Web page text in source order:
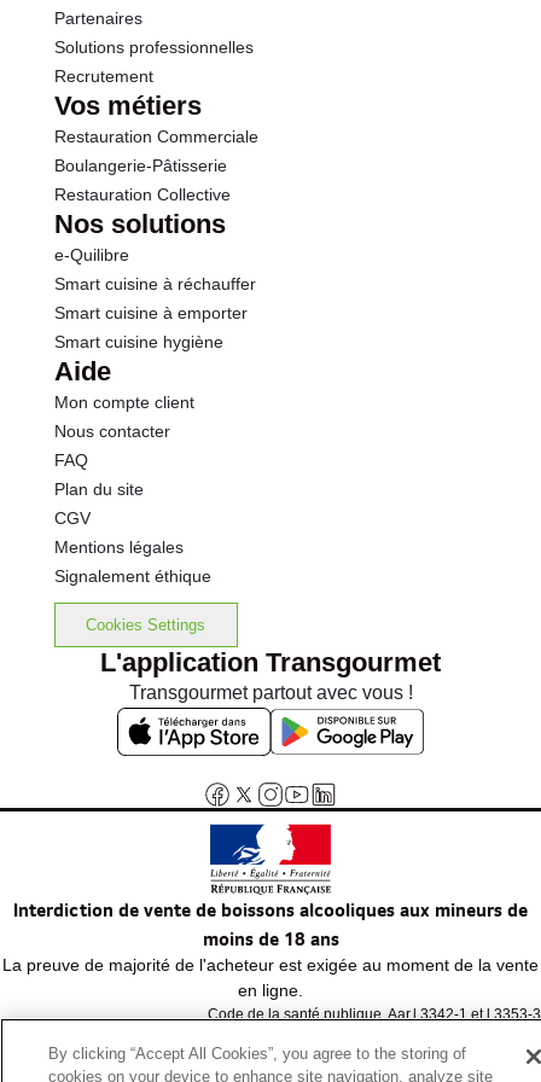
Partenaires
Solutions professionnelles
Recrutement
Vos métiers
Restauration Commerciale
Boulangerie-Pâtisserie
Restauration Collective
Nos solutions
e-Quilibre
Smart cuisine à réchauffer
Smart cuisine à emporter
Smart cuisine hygiène
Aide
Mon compte client
Nous contacter
FAQ
Plan du site
CGV
Mentions légales
Signalement éthique
Cookies Settings
L'application Transgourmet
Transgourmet partout avec vous !
Interdiction de vente de boissons alcooliques aux mineurs de
moins de 18 ans
La preuve de majorité de l'acheteur est exigée au moment de la vente
en ligne.
Code de la santé publique, Aar.l.3342-1 et l.3353-3
By clicking “Accept All Cookies”, you agree to the storing of
cookies on your device to enhance site navigation, analyze site